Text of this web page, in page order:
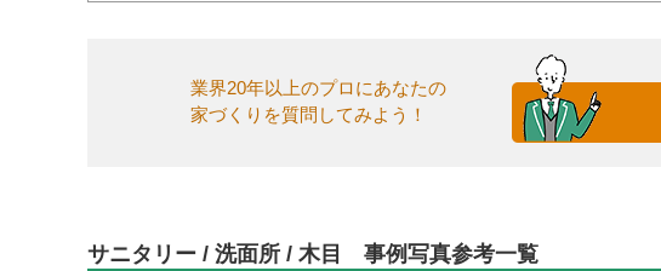
業界20年以上のプロにあなたの
家づくりを質問してみよう！
サニタリー / 洗面所 / 木目 事例写真参考一覧